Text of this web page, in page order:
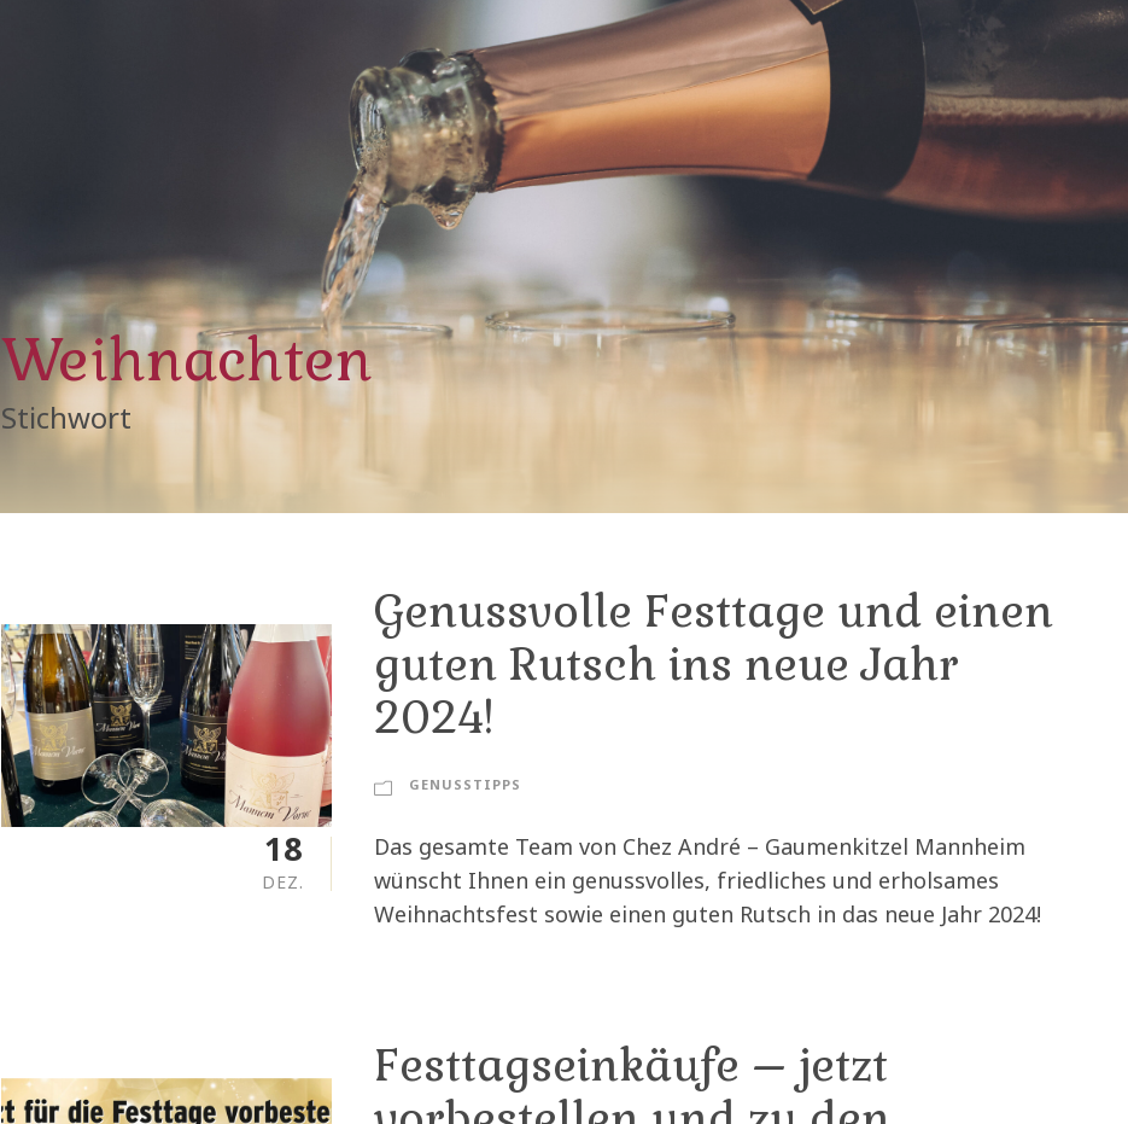
Weihnachten
Stichwort
18
DEZ.
Genussvolle Festtage und einen
guten Rutsch ins neue Jahr
2024!
GENUSSTIPPS
Das gesamte Team von Chez André – Gaumenkitzel Mannheim
wünscht Ihnen ein genussvolles, friedliches und erholsames
Weihnachtsfest sowie einen guten Rutsch in das neue Jahr 2024!
Festtagseinkäufe – jetzt